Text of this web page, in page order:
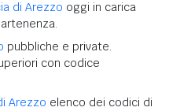
di Arezzo oggi in carica
pubbliche e private.
con codice
Arezzo elenco dei codici di